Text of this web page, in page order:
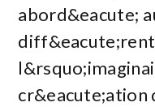
abord&eacute;
cr&eacute;ation